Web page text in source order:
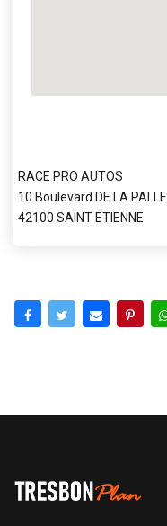
RACE PRO AUTOS
10 Boulevard DE LA PALLE
42100 SAINT ETIENNE